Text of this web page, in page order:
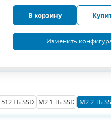
В корзину
Изменить
ГБ SSD M2 1 ТБ SSD M2 2 ТБ